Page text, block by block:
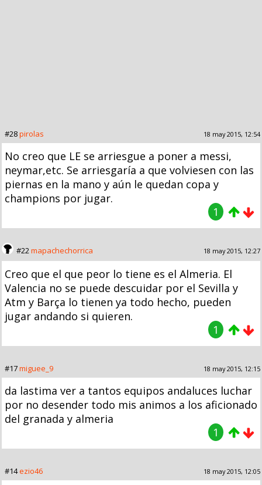
#28pirolas 18 may 2015, 12:54
No creo que LE se arriesgue a poner a messi,
neymar,etc. Se arriesgaría a que volviesen con las
piernas en la mano y aún le quedan copa y
champions por jugar.
1
#22mapachechorrica 18 may 2015, 12:27
Creo que el que peor lo tiene es el Almeria. El
Valencia no se puede descuidar por el Sevilla y
Atm y Barça lo tienen ya todo hecho, pueden
jugar andando si quieren.
1
#17miguee_9 18 may 2015, 12:15
da lastima ver a tantos equipos andaluces luchar
por no desender todo mis animos a los aficionado
del granada y almeria
1
#14ezio46 18 may 2015, 12:05